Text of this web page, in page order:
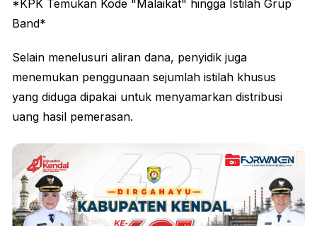
*KPK Temukan Kode "Malaikat" hingga Istilah Grup
Band*
Selain menelusuri aliran dana, penyidik juga
menemukan penggunaan sejumlah istilah khusus
yang diduga dipakai untuk menyamarkan distribusi
uang hasil pemerasan.